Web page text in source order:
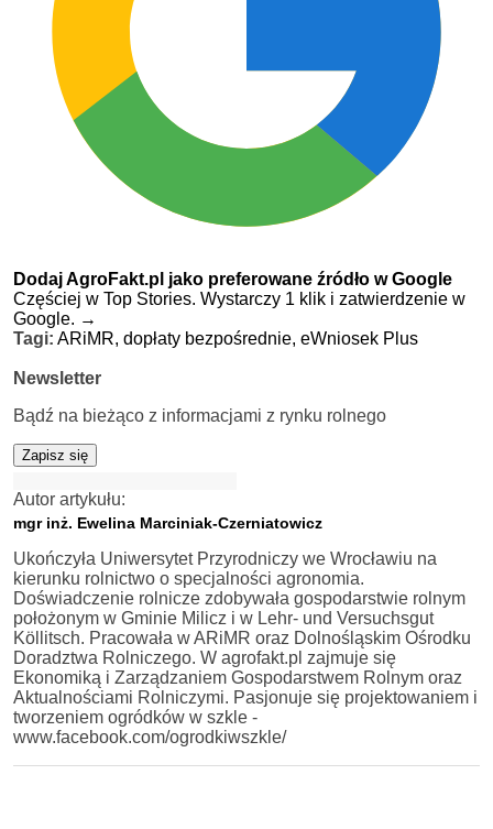
Dodaj AgroFakt.pl jako preferowane źródło w Google
Częściej w Top Stories. Wystarczy 1 klik i zatwierdzenie w
Google. →
Tagi: ARiMR, dopłaty bezpośrednie, eWniosek Plus
Newsletter
Bądź na bieżąco z informacjami z rynku rolnego
Zapisz się
Autor artykułu:
mgr inż. Ewelina Marciniak-Czerniatowicz
Ukończyła Uniwersytet Przyrodniczy we Wrocławiu na
kierunku rolnictwo o specjalności agronomia.
Doświadczenie rolnicze zdobywała gospodarstwie rolnym
położonym w Gminie Milicz i w Lehr- und Versuchsgut
Köllitsch. Pracowała w ARiMR oraz Dolnośląskim Ośrodku
Doradztwa Rolniczego. W agrofakt.pl zajmuje się
Ekonomiką i Zarządzaniem Gospodarstwem Rolnym oraz
Aktualnościami Rolniczymi. Pasjonuje się projektowaniem i
tworzeniem ogródków w szkle -
www.facebook.com/ogrodkiwszkle/